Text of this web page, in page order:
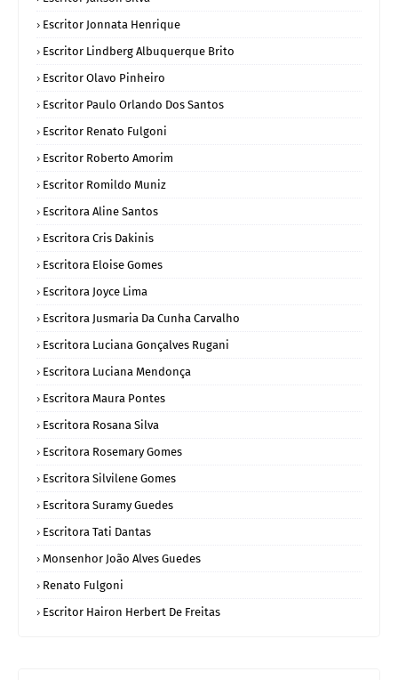
Escritor Jonnata Henrique
Escritor Lindberg Albuquerque Brito
Escritor Olavo Pinheiro
Escritor Paulo Orlando Dos Santos
Escritor Renato Fulgoni
Escritor Roberto Amorim
Escritor Romildo Muniz
Escritora Aline Santos
Escritora Cris Dakinis
Escritora Eloise Gomes
Escritora Joyce Lima
Escritora Jusmaria Da Cunha Carvalho
Escritora Luciana Gonçalves Rugani
Escritora Luciana Mendonça
Escritora Maura Pontes
Escritora Rosana Silva
Escritora Rosemary Gomes
Escritora Silvilene Gomes
Escritora Suramy Guedes
Escritora Tati Dantas
Monsenhor João Alves Guedes
Renato Fulgoni
Escritor Hairon Herbert De Freitas